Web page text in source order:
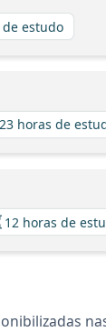
de estudo
23 horas de
12 horas de